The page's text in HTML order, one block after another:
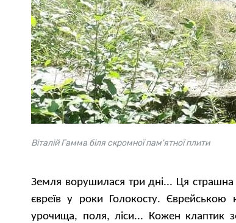
Віталій Гамма біля скромної пам'ятної плити
Земля ворушилася три дні... Ця
євреїв у роки Голокосту.
урочища, поля, ліси... Кожен клаптик